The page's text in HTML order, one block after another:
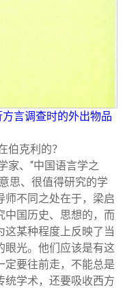
言调查时的外出物品
伯克利的？
家、“中国语言学之
思、很值得研究的学
师不同之处在于，梁启
中国历史、思想的，而
这某种程度上反映了当
眼光。他们应该是有这
定要往前走，不能总是
统学术，还要吸收西方